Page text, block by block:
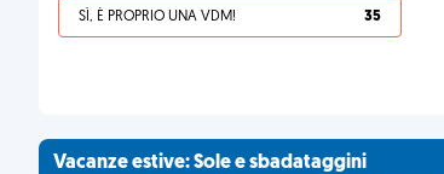
SÌ, È PROPRIO UNA VDM! 35
Vacanze estive: Sole e sbadataggini